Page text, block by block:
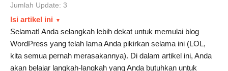
Jumlah Update: 3
Isi artikel ini
Selamat! Anda selangkah lebih dekat untuk memulai blog
WordPress yang telah lama Anda pikirkan selama ini (LOL,
kita semua pernah merasakannya). Di dalam artikel ini, Anda
akan belajar langkah-langkah yang Anda butuhkan untuk